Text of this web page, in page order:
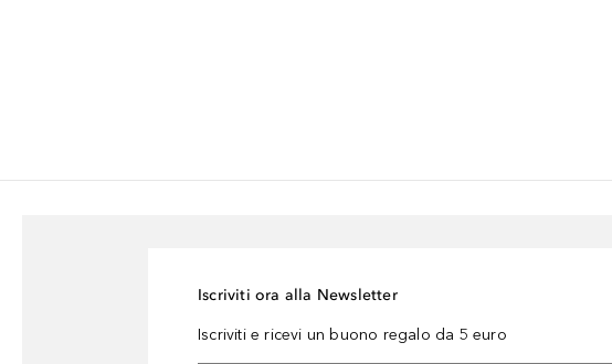
Iscriviti ora alla Newsletter
Iscriviti e ricevi un buono regalo da 5 euro